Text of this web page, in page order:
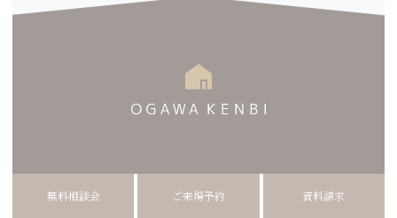
木造ホーム株式会社 小川建美
無料相談会 ご来場予約 資料請求